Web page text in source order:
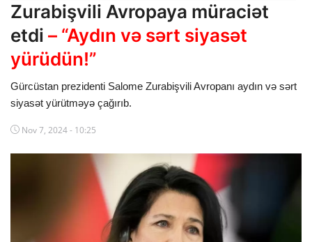
İdman
Kriminal
Mövqe
Sağlıq
Zurabişvili Avropaya müraciət
etdi – “Aydın və sərt siyasət
yürüdün!”
Gürcüstan prezidenti Salome Zurabişvili Avropanı aydın və sərt
siyasət yürütməyə çağırıb.
Nov 7, 2024 - 10:25